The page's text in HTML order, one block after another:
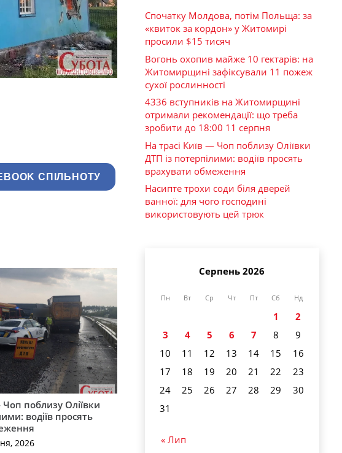
СПІЛЬНОТУ
Чоп поблизу Оліївки
водіїв просять
2026
Спочатку Молдова, потім Польща: за
«квиток за кордон» у Житомирі
просили $15 тисяч
Вогонь охопив майже 10 гектарів: на
Житомирщині зафіксували 11 пожеж
сухої рослинності
4336 вступників на Житомирщині
отримали рекомендації: що треба
зробити до 18:00 11 серпня
На трасі Київ — Чоп поблизу Оліївки
ДТП із потерпілими: водіїв просять
врахувати обмеження
Насипте трохи соди біля дверей
ванної: для чого господині
використовують цей трюк
Серпень 2026
Пн Вт Ср Чт Пт Сб Нд
1
2
3
4 5 6 7 8
9
10
11 12 13 14 15
16
17
18 19 20 21 22
23
24
25 26 27 28 29
30
31
« Лип